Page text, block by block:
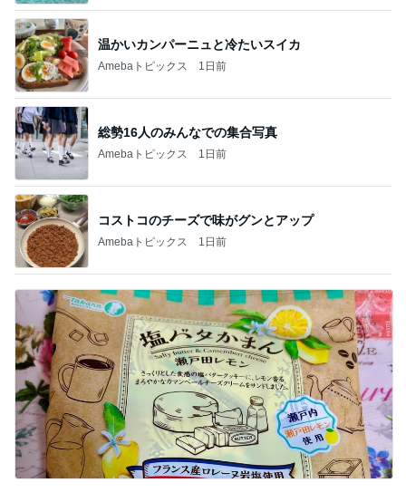
温かいカンパーニュと冷たいスイカ
Amebaトピックス 1日前
総勢16人のみんなでの集合写真
Amebaトピックス 1日前
コストコのチーズで味がグンとアップ
Amebaトピックス 1日前